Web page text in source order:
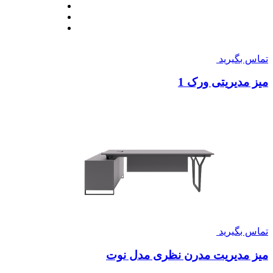
میز مدیریتی اکسکلوسیو 1
میز مدیریتی ورک 1